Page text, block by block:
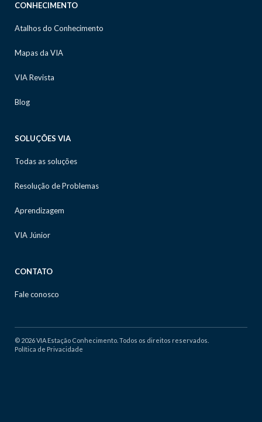
CONHECIMENTO
Atalhos do Conhecimento
Mapas da VIA
VIA Revista
Blog
SOLUÇÕES VIA
Todas as soluções
Resolução de Problemas
Aprendizagem
VIA Júnior
CONTATO
Fale conosco
© 2026 VIA Estação Conhecimento. Todos os direitos reservados.
Política de Privacidade